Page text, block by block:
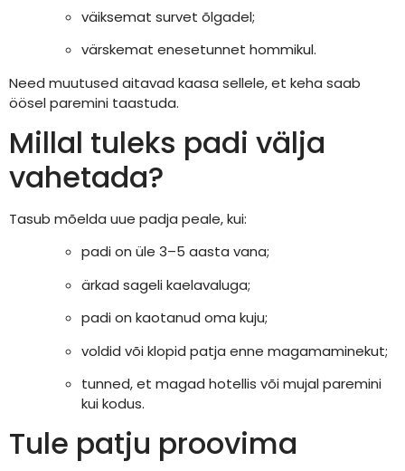
väiksemat survet õlgadel;
värskemat enesetunnet hommikul.
Need muutused aitavad kaasa sellele, et keha saab
öösel paremini taastuda.
Millal tuleks padi välja
vahetada?
Tasub mõelda uue padja peale, kui:
padi on üle 3–5 aasta vana;
ärkad sageli kaelavaluga;
padi on kaotanud oma kuju;
voldid või klopid patja enne magamaminekut;
tunned, et magad hotellis või mujal paremini
kui kodus.
Tule patju proovima